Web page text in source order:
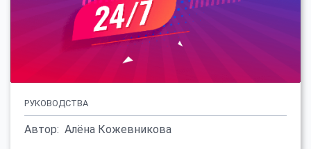
РУКОВОДСТВА
Автор: Алёна Кожевникова